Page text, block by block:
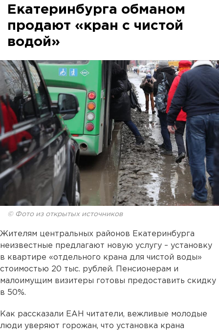
Екатеринбурга обманом
продают «кран с чистой
водой»
© Фото из открытых источников
Жителям центральных районов Екатеринбурга
неизвестные предлагают новую услугу – установку
в квартире «отдельного крана для чистой воды»
стоимостью 20 тыс. рублей. Пенсионерам и
малоимущим визитеры готовы предоставить скидку
в 50%.
Как рассказали ЕАН читатели, вежливые молодые
люди уверяют горожан, что установка крана